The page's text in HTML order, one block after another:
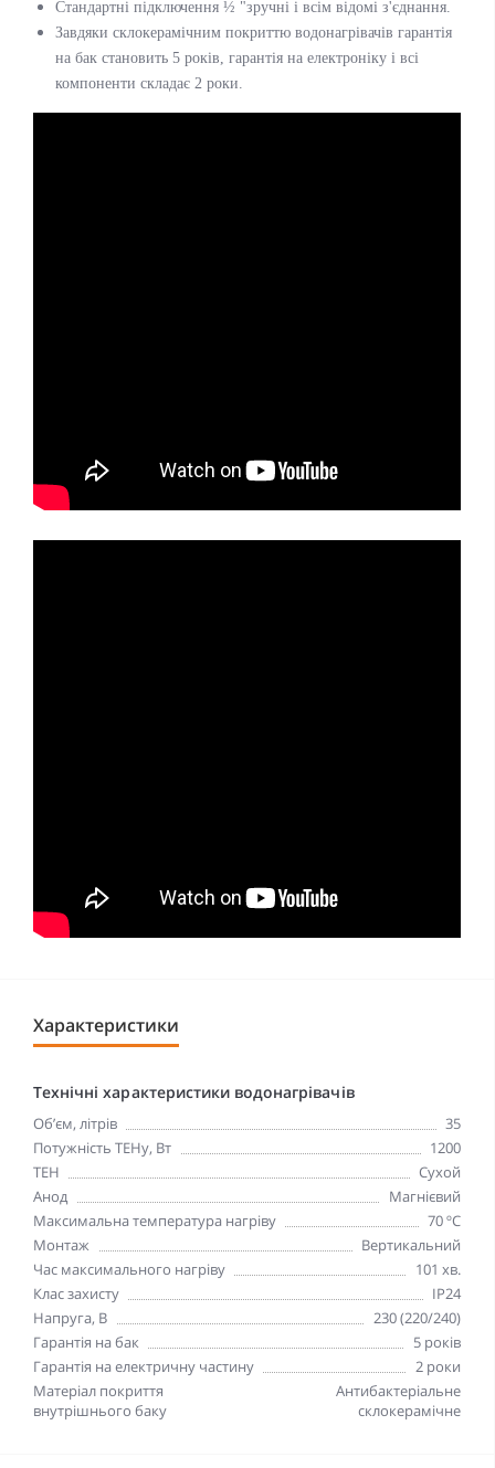
Стандартні підключення ½ "зручні і всім відомі з'єднання.
Завдяки склокерамічним покриттю водонагрівачів гарантія
на бак становить 5 років, гарантія на електроніку і всі
компоненти складає 2 роки.
Характеристики
Технічні характеристики водонагрівачів
Об’єм, літрів
35
Потужність ТЕНу, Вт
1200
ТЕН
Сухой
Анод
Магнієвий
Максимальна температура нагріву
70 ºC
Монтаж
Вертикальний
Час максимального нагріву
101 хв.
Клас захисту
IP24
Напруга, В
230 (220/240)
Гарантія на бак
5 років
Гарантія на електричну частину
2 роки
Матеріал покриття
внутрішнього баку
Антибактеріальне
склокерамічне